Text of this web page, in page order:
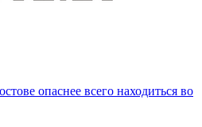
опаснее всего находиться во